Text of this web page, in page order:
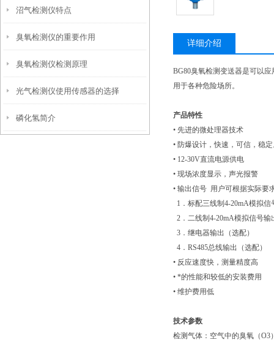
沼气检测仪特点
臭氧检测仪的重要作用
臭氧检测仪检测原理
光气检测仪使用传感器的选择
磷化氢简介
详细介绍
BG80臭氧检测变送器是可以
用于各种危险场所。
产品特性
• 先进的微处理器技术
• 防爆设计，快速，可信，稳
• 12-30V直流电源供电
• 现场浓度显示，声光报警
• 输出信号 用户可根据实际要
1．标配三线制4-20mA模拟
2．二线制4-20mA模拟信号输
3．继电器输出（选配）
4．RS485总线输出（选配）
• 反应速度快，测量精度高
• *的性能和较低的安装费用
• 维护费用低
技术参数
检测气体：空气中的臭氧（O3